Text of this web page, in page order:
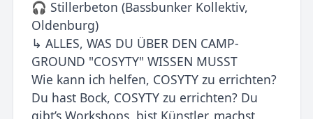
🎧 Stillerbeton (Bassbunker Kollektiv,
Oldenburg)
↳ ALLES, WAS DU ÜBER DEN CAMP-
GROUND "COSYTY" WISSEN MUSST
Wie kann ich helfen, COSYTY zu errichten?
Du hast Bock, COSYTY zu errichten? Du